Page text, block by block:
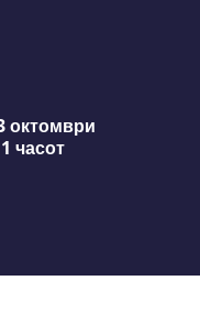
октомври
часот